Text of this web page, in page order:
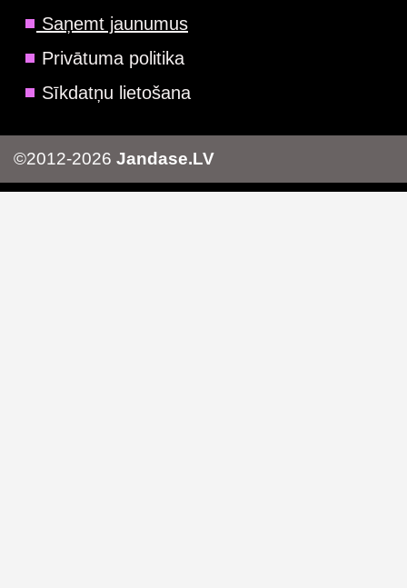
Saņemt jaunumus
Privātuma politika
Sīkdatņu lietošana
©2012-2026 Jandase.LV